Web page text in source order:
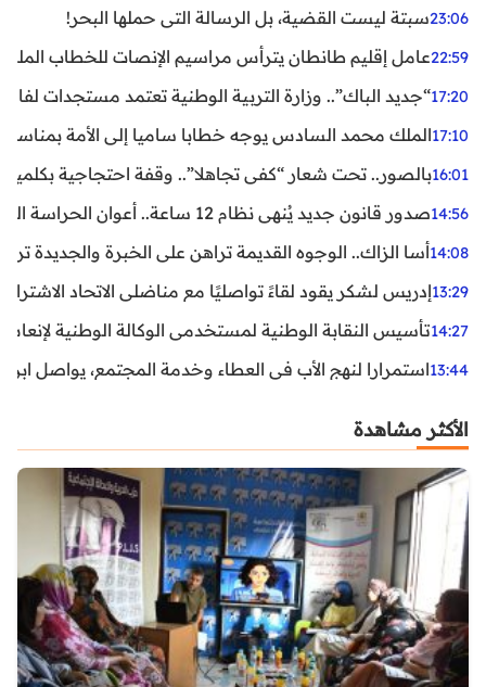
23:06سبتة ليست القضية، بل الرسالة التي حملها البحر!
22:59عامل إقليم طانطان يترأس مراسيم الإنصات للخطاب
17:20“جديد الباك”.. وزارة التربية الوطنية تعتمد مستجدات
17:10الملك محمد السادس يوجه خطابا ساميا إلى الأمة بمناسبة الذكرى الـ27
16:01بالصور.. تحت شعار “كفى تجاهلا”.. وقفة احتجاجية بكلميم
14:56صدور قانون جديد يُنهي نظام 12 ساعة.. أعوان الحراسة الخاصة يستفيدون من المدة القانونية للشغل
14:08أسا الزاك.. الوجوه القديمة تراهن على الخبرة والجديدة
13:29إدريس لشكر يقود لقاءً تواصليًا مع مناضلي الاتحاد
14:27تأسيس النقابة الوطنية لمستخدمي الوكالة الوطنية
13:44استمرارا لنهج الأب في العطاء وخدمة المجتمع، يواصل ابن
الأكثر مشاهدة